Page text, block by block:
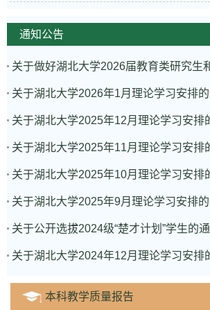
通知公告
关于做好湖北大学2026届教育类研究生
关于湖北大学2026年1月理论学习安排
关于湖北大学2025年12月理论学习安排
关于湖北大学2025年11月理论学习安排
关于湖北大学2025年10月理论学习安排
关于湖北大学2025年9月理论学习安排
关于公开选拔2024级“楚才计划”学生的
关于湖北大学2024年12月理论学习安排
本科教学质量报告